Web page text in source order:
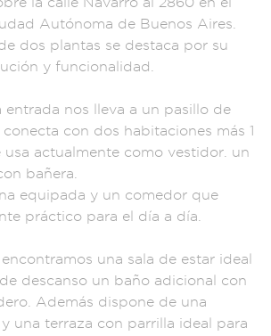
d Autónoma de Buenos Aires.
dos plantas se destaca por su
y funcionalidad.
entrada nos lleva a un pasillo de
conecta con dos habitaciones más 1
usa actualmente como vestidor. un
bañera.
equipada y un comedor que
nte práctico para el día a día.
encontramos una sala de estar ideal
descanso un baño adicional con
ero. Además dispone de una
y una terraza con parrilla ideal
para